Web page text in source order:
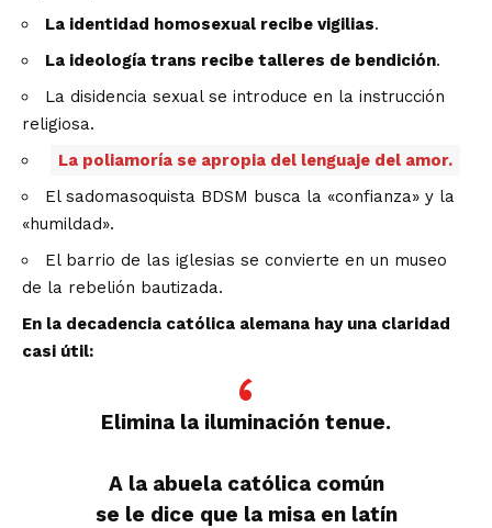
La identidad homosexual recibe vigilias.
La ideología trans recibe talleres de bendición.
La disidencia sexual se introduce en la instrucción
religiosa.
La poliamoría se apropia del lenguaje del amor.
El sadomasoquista BDSM busca la «confianza» y la
«humildad».
El barrio de las iglesias se convierte en un museo
de la rebelión bautizada.
En la decadencia católica alemana hay una claridad
casi útil:
Elimina la iluminación tenue.
A la abuela católica común
se le dice que la misa en latín